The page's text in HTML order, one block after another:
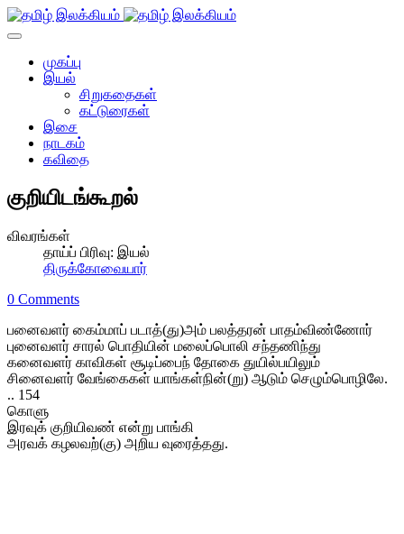
முகப்பு
இயல்
சிறுகதைகள்
கட்டுரைகள்
இசை
நாடகம்
கவிதை
குறியிடங்கூறல்
விவரங்கள்
தாய்ப் பிரிவு: இயல்
திருக்கோவையார்
0 Comments
பனைவளர் கைம்மாப் படாத்(து)அம் பலத்தரன் பாதம்விண்ணோர்
புனைவளர் சாரல் பொதியின் மலைப்பொலி சந்தணிந்து
கனைவளர் காவிகள் சூடிப்பைந் தோகை துயில்பயிலும்
சினைவளர் வேங்கைகள் யாங்கள்நின்(று) ஆடும் செழும்பொழிலே.
.. 154
கொளு
இரவுக் குறியிவண் என்று பாங்கி
அரவக் கழலவற்(கு) அறிய வுரைத்தது.